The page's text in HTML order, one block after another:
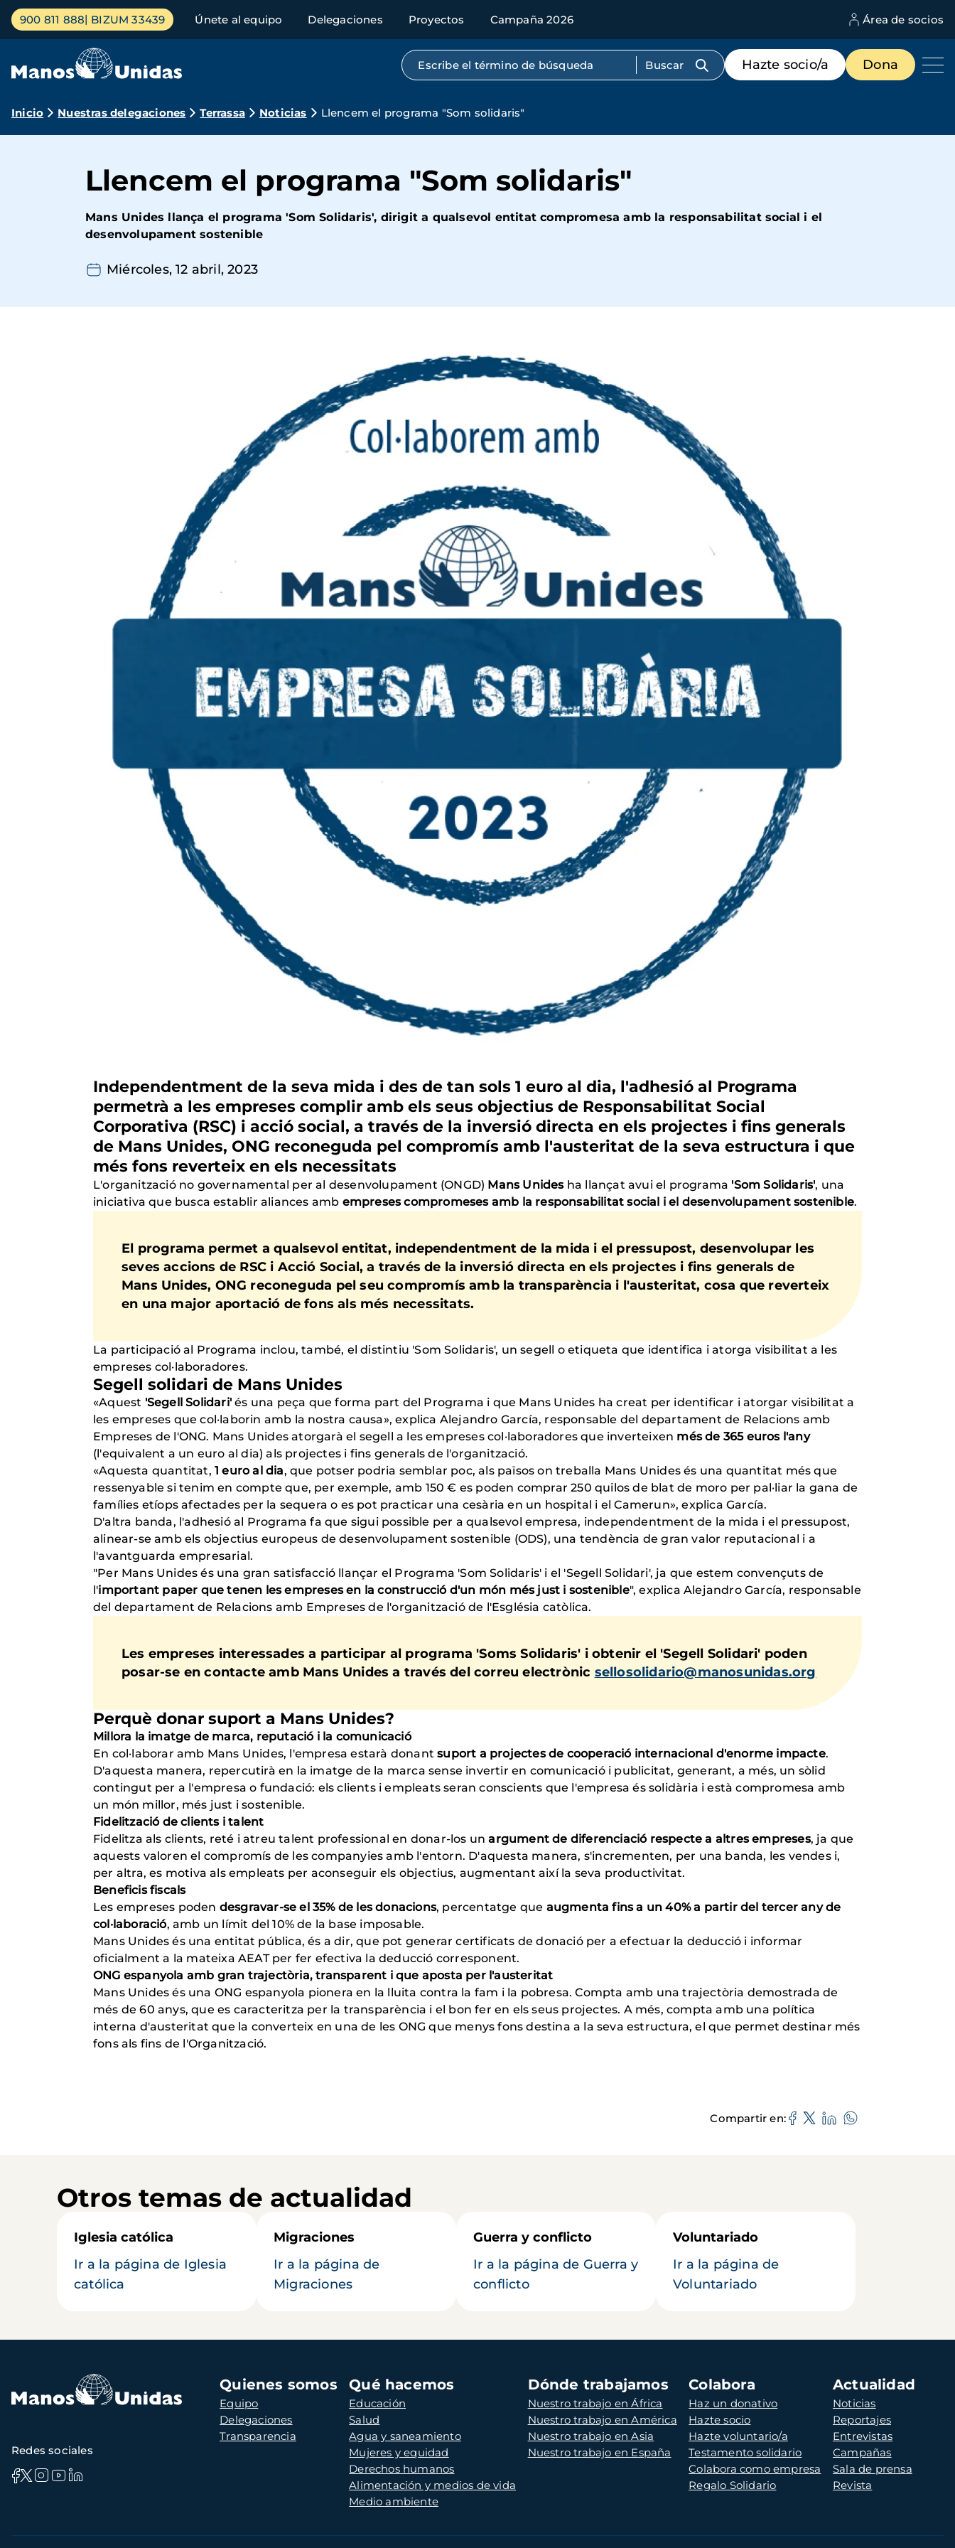
Pasar
contenido
Menú
principal
900 811 888 BIZUM 33439 Únete al equipo Delegaciones Proyectos Campaña 2026 Área de socios
Búsqueda por texto completo
Menú
de
destacados
Hazte socio/a Dona
Ruta
navegación
Inicio Nuestras delegaciones Terrassa Noticias Llencem el programa "Som solidaris"
Llencem el programa "Som solidaris"
Mans Unides llança el programa 'Som Solidaris', dirigit a qualsevol entitat compromesa amb la responsabilitat social i el
desenvolupament sostenible
Miércoles, 12 abril, 2023
Independentment de la seva mida i des de tan sols 1 euro al dia, l'adhesió al Programa
permetrà a les empreses complir amb els seus objectius de Responsabilitat Social
Corporativa (RSC) i acció social, a través de la inversió directa en els projectes i fins generals
de Mans Unides, ONG reconeguda pel compromís amb l'austeritat de la seva estructura i que
més fons reverteix en els necessitats
L'organització no governamental per al desenvolupament (ONGD) Mans Unidesha llançat avui el programa 'Som Solidaris', una
iniciativa que busca establir aliances amb empreses compromeses amb la responsabilitat social i el desenvolupament sostenible.
El programa permet a qualsevol entitat, independentment de la mida i el pressupost, desenvolupar les
seves accions de RSC i Acció Social, a través de la inversió directa en els projectes i fins generals de
Mans Unides, ONG reconeguda pel seu compromís amb la transparència i l'austeritat, cosa que reverteix
en una major aportació de fons als més necessitats.
La participació al Programa inclou, també, el distintiu 'Som Solidaris', un segell o etiqueta que identifica i atorga visibilitat a les
empreses col·laboradores.
Segell solidari de Mans Unides
«Aquest 'Segell Solidari' és una peça que forma part del Programa i que Mans Unides ha creat per identificar i atorgar visibilitat a
les empreses que col·laborin amb la nostra causa», explica Alejandro García, responsable del departament de Relacions amb
Empreses de l'ONG. Mans Unides atorgarà el segell a les empreses col·laboradores que inverteixen més de 365 euros l'any
(l'equivalent a un euro al dia) als projectes i fins generals de l'organització.
«Aquesta quantitat, 1 euro al dia, que potser podria semblar poc, als països on treballa Mans Unides és una quantitat més que
ressenyable si tenim en compte que, per exemple, amb 150 € es poden comprar 250 quilos de blat de moro per pal·liar la gana de
famílies etíops afectades per la sequera o es pot practicar una cesària en un hospital i el Camerun», explica García.
D'altra banda, l'adhesió al Programa fa que sigui possible per a qualsevol empresa, independentment de la mida i el pressupost,
alinear-se amb els objectius europeus de desenvolupament sostenible (ODS), una tendència de gran valor reputacional i a
l'avantguarda empresarial.
"Per Mans Unides és una gran satisfacció llançar el Programa 'Som Solidaris' i el 'Segell Solidari', ja que estem convençuts de
l'important paper que tenen les empreses en la construcció d'un món més just i sostenible", explica Alejandro García, responsable
del departament de Relacions amb Empreses de l'organització de l'Església catòlica.
Les empreses interessades a participar al programa 'Soms Solidaris' i obtenir el 'Segell Solidari' poden
posar-se en contacte amb Mans Unides a través del correu electrònic sellosolidario@manosunidas.org
Perquè donar suport a Mans Unides?
Millora la imatge de marca, reputació i la comunicació
En col·laborar amb Mans Unides, l'empresa estarà donantsuport a projectes de cooperació internacional d'enorme impacte.
D'aquesta manera, repercutirà en la imatge de la marca sense invertir en comunicació i publicitat, generant, a més, un sòlid
contingut per a l'empresa o fundació: els clients i empleats seran conscients que l'empresa és solidària i està compromesa amb
un món millor, més just i sostenible.
Fidelització de clients i talent
Fidelitza als clients, reté i atreu talent professional en donar-los unargument de diferenciació respecte a altres empreses, ja que
aquests valoren el compromís de les companyies amb l'entorn. D'aquesta manera, s'incrementen, per una banda, les vendes i,
per altra, es motiva als empleats per aconseguir els objectius, augmentant així la seva productivitat.
Beneficis fiscals
Les empreses poden desgravar-se el 35% de les donacions, percentatge que augmenta fins a un 40% a partir del tercer any de
col·laboració, amb un límit del 10% de la base imposable.
Mans Unides és una entitat pública, és a dir, que pot generar certificats de donació per a efectuar la deducció i informar
oficialment a la mateixa AEAT per fer efectiva la deducció corresponent.
ONG espanyola amb gran trajectòria, transparent i que aposta per l'austeritat
Mans Unides és una ONG espanyola pionera en la lluita contra la fam i la pobresa. Compta amb una trajectòria demostrada de
més de 60 anys, que es caracteritza per la transparència i el bon fer en els seus projectes. A més, compta amb una política
interna d'austeritat que la converteix en una de les ONG que menys fons destina a la seva estructura, el que permet destinar més
fons als fins de l'Organització.
Compartir en
Otros temas de actualidad
Iglesia católica
Ir a la página de Iglesia
católica
Migraciones
Ir a la página de
Migraciones
Guerra y conflicto
Ir a la página de Guerra y
conflicto
Voluntariado
Ir a la página de
Voluntariado
Navegación
principal
Quienes somos
Equipo
Delegaciones
Transparencia
Qué hacemos
Educación
Salud
Agua y saneamiento
Mujeres y equidad
Derechos humanos
Alimentación y medios de vida
Medio ambiente
Dónde trabajamos
Nuestro trabajo en África
Nuestro trabajo en América
Nuestro trabajo en Asia
Nuestro trabajo en España
Colabora
Haz un donativo
Hazte socio
Hazte voluntario/a
Testamento solidario
Colabora como empresa
Regalo Solidario
Actualidad
Noticias
Reportajes
Entrevistas
Campañas
Sala de prensa
Revista
Redes sociales